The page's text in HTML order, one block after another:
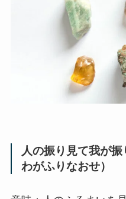
人の振り見て我が
わがふりなおせ）